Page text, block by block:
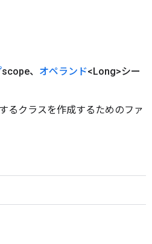
scope、 オペランド<Long>シー
るクラスを作成するためのファ